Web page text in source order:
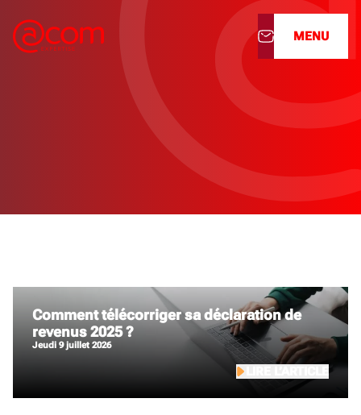
À propos
Nos services
Nos cabinets
Nous rejoindre
MENU
Comment télécorriger sa déclaration de
revenus 2025 ?
jeudi 9 juillet 2026